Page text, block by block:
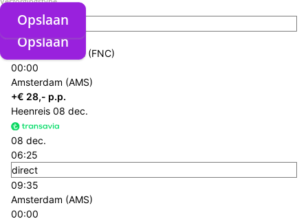
Opslaan
Opslaan
direct
23:50
Madeira Funchal (FNC)
00:00
Amsterdam (AMS)
+€ 28,- p.p.
Heenreis 08 dec.
08 dec.
06:25
direct
09:35
Amsterdam (AMS)
00:00